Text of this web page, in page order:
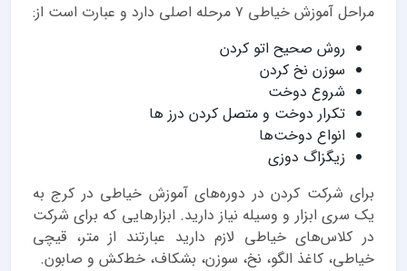
مراحل آموزش خیاطی ۷ مرحله اصلی دارد و عبارت است از:
روش صحیح اتو کردن
سوزن نخ کردن
شروع دوخت
تکرار دوخت و متصل کردن درز ها
انواع دوخت‌ها
زیگزاگ دوزی
برای شرکت کردن در دوره‌های آموزش خیاطی در کرج به
یک سری ابزار و وسیله نیاز دارید‌. ابزارهایی که برای شرکت
در کلاس‌های خیاطی لازم دارید عبارتند از متر، قیچی
خیاطی، کاغذ الگو، نخ، سوزن، بشکاف، خط‌کش و صابون.